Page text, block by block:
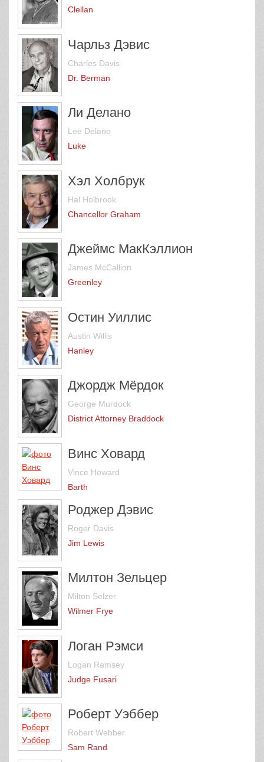
Clellan
Чарльз Дэвис
Charles Davis
Dr. Berman
Ли Делано
Lee Delano
Luke
Хэл Холбрук
Hal Holbrook
Chancellor Graham
Джеймс МакКэллион
James McCallion
Greenley
Остин Уиллис
Austin Willis
Hanley
Джордж Мёрдок
George Murdock
District Attorney Braddock
Винс Ховард
Vince Howard
Barth
Роджер Дэвис
Roger Davis
Jim Lewis
Милтон Зельцер
Milton Selzer
Wilmer Frye
Логан Рэмси
Logan Ramsey
Judge Fusari
Роберт Уэббер
Robert Webber
Sam Rand